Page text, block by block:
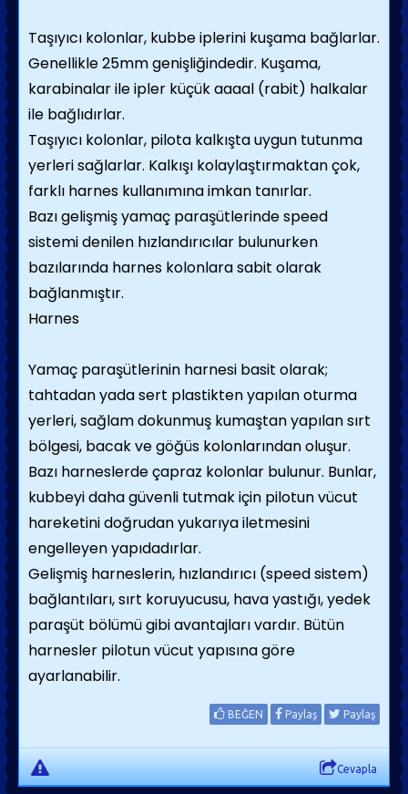
Taşıyıcı kolonlar, kubbe iplerini kuşama bağlarlar.
Genellikle 25mm genişliğindedir. Kuşama,
karabinalar ile ipler küçük aaaal (rabit) halkalar
ile bağlıdırlar.
Taşıyıcı kolonlar, pilota kalkışta uygun tutunma
yerleri sağlarlar. Kalkışı kolaylaştırmaktan çok,
farklı harnes kullanımına imkan tanırlar.
Bazı gelişmiş yamaç paraşütlerinde speed
sistemi denilen hızlandırıcılar bulunurken
bazılarında harnes kolonlara sabit olarak
bağlanmıştır.
Harnes
Yamaç paraşütlerinin harnesi basit olarak;
tahtadan yada sert plastikten yapılan oturma
yerleri, sağlam dokunmuş kumaştan yapılan sırt
bölgesi, bacak ve göğüs kolonlarından oluşur.
Bazı harneslerde çapraz kolonlar bulunur. Bunlar,
kubbeyi daha güvenli tutmak için pilotun vücut
hareketini doğrudan yukarıya iletmesini
engelleyen yapıdadırlar.
Gelişmiş harneslerin, hızlandırıcı (speed sistem)
bağlantıları, sırt koruyucusu, hava yastığı, yedek
paraşüt bölümü gibi avantajları vardır. Bütün
harnesler pilotun vücut yapısına göre
ayarlanabilir.
BEĞEN Paylaş Paylaş
Cevapla